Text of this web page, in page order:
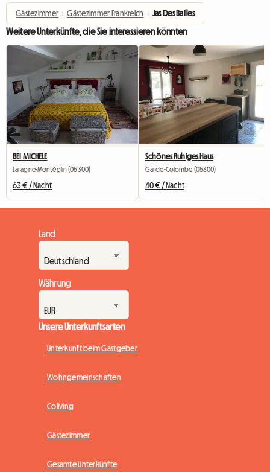
Gästezimmer › Gästezimmer Frankreich › Jas Des Bailles
Weitere Unterkünfte, die Sie interessieren könnten
BEI MICHELE
Laragne-Montéglin (05300)
63 € / Nacht
Schönes Ruhiges Haus
Garde-Colombe (05300)
40 € / Nacht
Land
Währung
Unsere Unterkunftsarten
Unterkunft beim Gastgeber
Wohngemeinschaften
Coliving
Gästezimmer
Gesamte Unterkünfte